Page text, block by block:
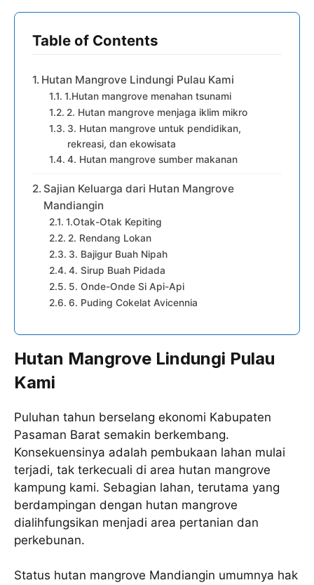
Table of Contents
Hutan Mangrove Lindungi Pulau Kami
1.Hutan mangrove menahan tsunami
2. Hutan mangrove menjaga iklim mikro
3. Hutan mangrove untuk pendidikan,
rekreasi, dan ekowisata
4. Hutan mangrove sumber makanan
Sajian Keluarga dari Hutan Mangrove
Mandiangin
1.Otak-Otak Kepiting
2. Rendang Lokan
3. Bajigur Buah Nipah
4. Sirup Buah Pidada
5. Onde-Onde Si Api-Api
6. Puding Cokelat Avicennia
Hutan Mangrove Lindungi Pulau
Kami
Puluhan tahun berselang ekonomi Kabupaten
Pasaman Barat semakin berkembang.
Konsekuensinya adalah pembukaan lahan mulai
terjadi, tak terkecuali di area hutan mangrove
kampung kami. Sebagian lahan, terutama yang
berdampingan dengan hutan mangrove
dialihfungsikan menjadi area pertanian dan
perkebunan.
Status hutan mangrove Mandiangin umumnya hak